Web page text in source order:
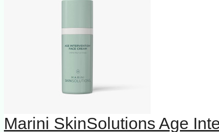
Marini SkinSolutions Age